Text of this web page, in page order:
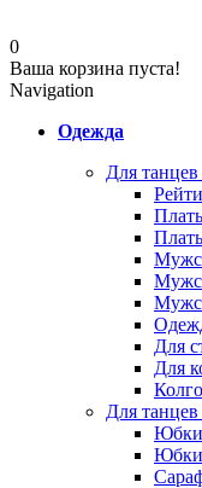
0
Ваша корзина пуста!
Navigation
Одежда
Для
Для
Для
Для
Юбки
Юбки